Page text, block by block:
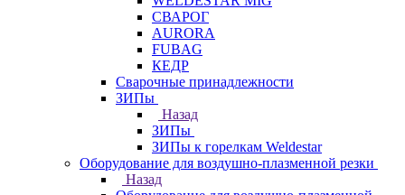
СВАРОГ
AURORA
FUBAG
КЕДР
Сварочные принадлежности
ЗИПы
Назад
ЗИПы
ЗИПы к горелкам Weldestar
Оборудование для воздушно-плазменной резки
Назад